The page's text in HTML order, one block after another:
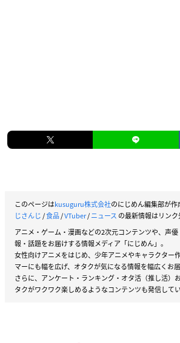
このページはkusuguru株式会社のにじめん編集部が作
じさんじ/食品/VTuber/ニュース の最新情報はリンク
アニメ・ゲーム・漫画などの2次元コンテンツや、声
報・話題をお届けする情報メディア「にじめん」。
女性向けアニメをはじめ、少年アニメやキャラクター
マーにも幅を広げ、オタクが気になる情報を幅広くお届
さらに、アンケート・ランキング・オタ活（推し活）
タクがワクワク楽しめるようなコンテンツも発信してい